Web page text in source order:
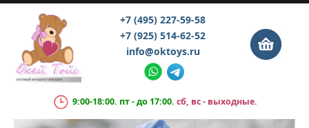
+7 (495) 227-59-58
+7 (925) 514-62-52
info@oktoys.ru
9:00-18:00. пт - до 17:00. сб, вс - выходные.